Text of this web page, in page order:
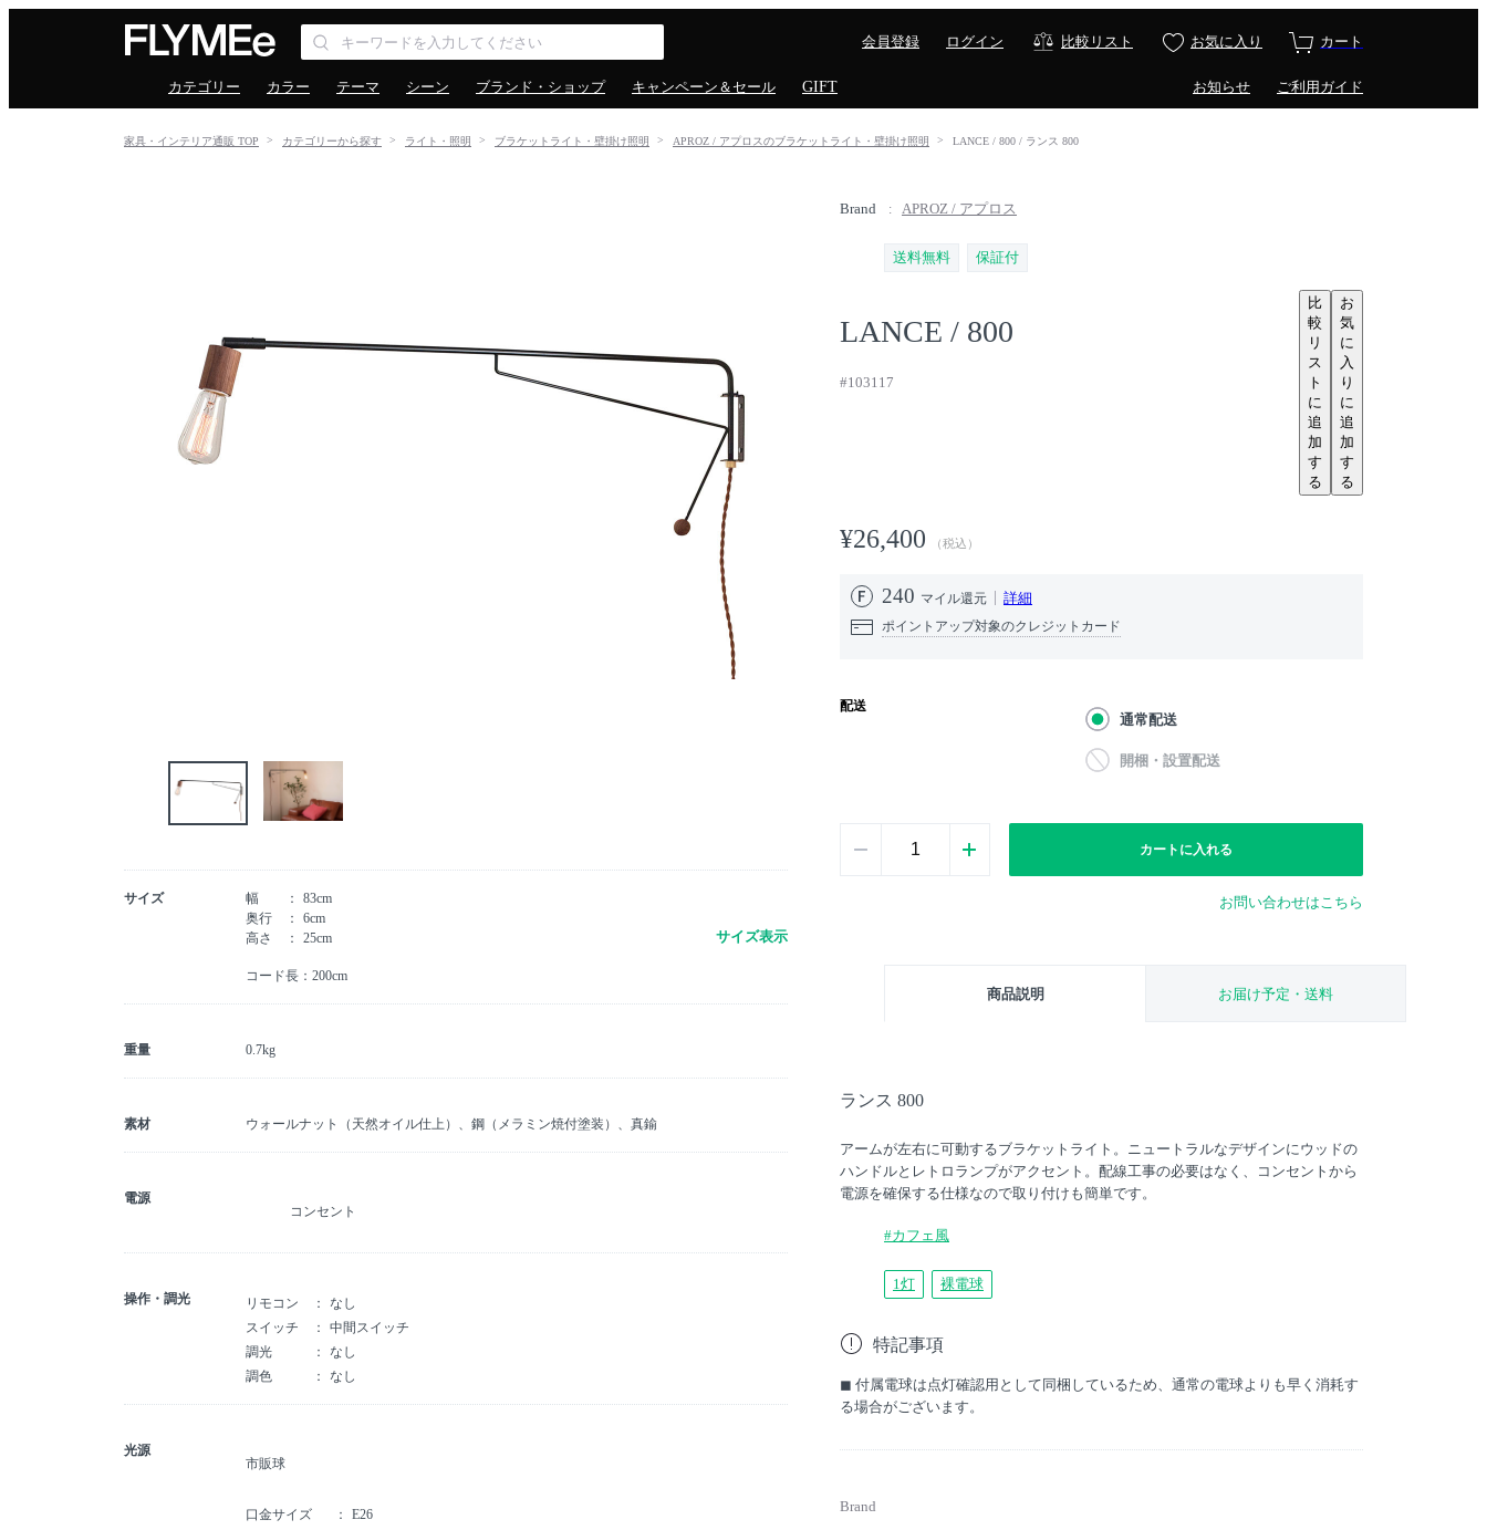
会員登録 ログイン 比較リスト お気に入り カート
カテゴリー カラー テーマ シーン ブランド・ショップ キャンペーン＆セール GIFT お知らせ ご利用ガイド
家具・インテリア通販 TOP カテゴリーから探す ライト・照明 ブラケットライト・壁掛け照明 APROZ / アプロスのブラケットライト・壁掛け照明 LANCE / 800 / ランス 800
Brand APROZ / アプロス
送料無料 保証付
LANCE / 800
#103117
比
較
リ
ス
ト
に
追
加
す
る
お
気
に
入
り
に
追
加
す
る
¥26,400 （税込）
240 マイル還元 詳細
ポイントアップ対象のクレジットカード
配送
通常配送
開梱・設置配送
カートに入れる
お問い合わせはこちら
商品説明 お届け予定・送料
ランス 800
アームが左右に可動するブラケットライト。ニュートラルなデザインにウッドの
ハンドルとレトロランプがアクセント。配線工事の必要はなく、コンセントから
電源を確保する仕様なので取り付けも簡単です。
#カフェ風
1灯 裸電球
特記事項
◼︎ 付属電球は点灯確認用として同梱しているため、通常の電球よりも早く消耗す
る場合がございます。
Brand
サイズ 幅
83cm
奥行
6cm
高さ
25cm
コード長：200cm
サイズ表示
重量 0.7kg
素材 ウォールナット（天然オイル仕上）、鋼（メラミン焼付塗装）、真鍮
電源
コンセント
操作・調光 リモコン
なし
スイッチ
中間スイッチ
調光
なし
調色
なし
光源
市販球
口金サイズ E26